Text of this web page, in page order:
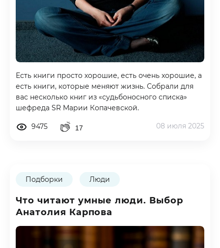
Есть книги просто хорошие, есть очень хорошие, а
есть книги, которые меняют жизнь. Собрали для
вас несколько книг из «судьбоносного списка»
шефреда SR Марии Копачевской.
9475 17 08 июля 2025
Подборки Люди
Что читают умные люди. Выбор
Анатолия Карпова